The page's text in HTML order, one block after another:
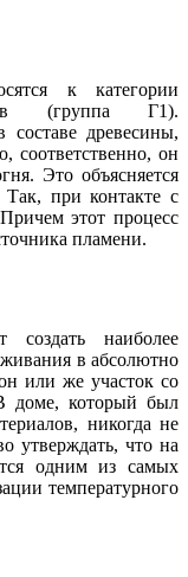
к категории
(группа Г1).
составе древесины,
соответственно, он
Это объясняется
Так, при контакте с
этот процесс
пламени.
наиболее
в абсолютно
или же участок со
доме, который был
никогда не
утверждать, что на
одним из самых
температурного